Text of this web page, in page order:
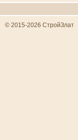
© 2015-2026 СтройЗлат